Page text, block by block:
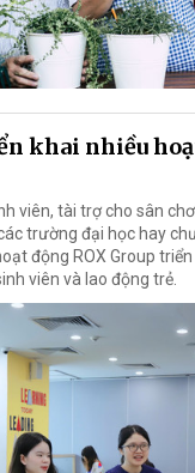
khai nhiều
viên, tài trợ cho sân
trường đại học hay
động ROX Group
viên và lao động trẻ.